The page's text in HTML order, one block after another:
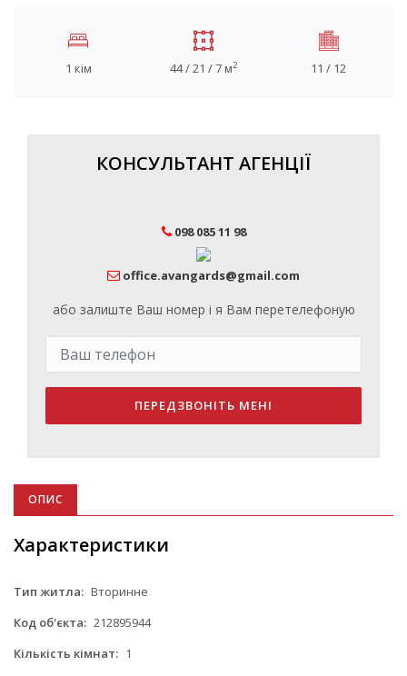
1 кім 44 / 21 / 7 м2 11 / 12
КОНСУЛЬТАНТ АГЕНЦІЇ
098 085 11 98
office.avangards@gmail.com
або залиште Ваш номер і я Вам перетелефоную
ПЕРЕДЗВОНІТЬ МЕНІ
ОПИС
Характеристики
Тип житла: Вторинне
Код об'єкта: 212895944
Кількість кімнат: 1